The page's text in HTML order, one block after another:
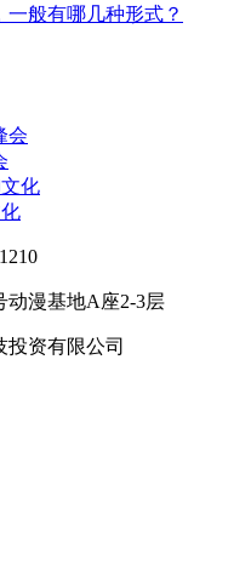
般有哪几种形式？
动漫基地A座2-3层
资有限公司